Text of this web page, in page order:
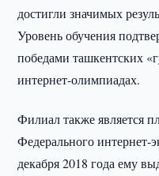
достигли значимых
Уровень обучения
победами ташкентских
интернет-олимпиадах.
Филиал также является
Федерального интернет-
декабря 2018 года ему